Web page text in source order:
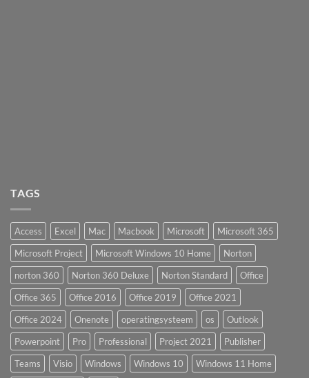
TAGS
Access Excel Mac Macbook Microsoft
Microsoft 365
Microsoft Project
Microsoft Windows 10 Home
Norton
norton 360
Norton 360 Deluxe Norton Standard
Office
Office 365
Office 2016 Office 2019
Office 2021
Office 2024
Onenote operatingsysteem os
Outlook
Powerpoint
Pro Professional Project 2021
Publisher
Teams
Visio Windows Windows 10 Windows 11 Home